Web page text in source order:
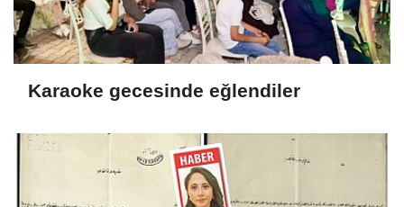
Karaoke gecesinde eğlendiler